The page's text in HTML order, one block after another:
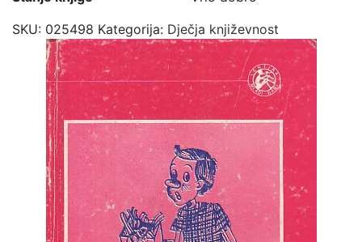
SKU: 025498 Kategorija: Dječja književnost